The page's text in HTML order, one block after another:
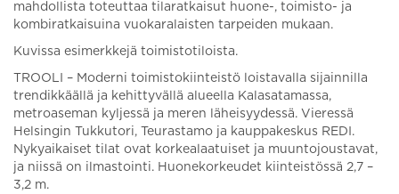
mahdollista toteuttaa tilaratkaisut huone-, toimisto- ja
kombiratkaisuina vuokaralaisten tarpeiden mukaan.
Kuvissa esimerkkejä toimistotiloista.
TROOLI – Moderni toimistokiinteistö loistavalla sijainnilla
trendikkäällä ja kehittyvällä alueella Kalasatamassa,
metroaseman kyljessä ja meren läheisyydessä. Vieressä
Helsingin Tukkutori, Teurastamo ja kauppakeskus REDI.
Nykyaikaiset tilat ovat korkealaatuiset ja muuntojoustavat,
ja niissä on ilmastointi. Huonekorkeudet kiinteistössä 2,7 –
3,2 m.